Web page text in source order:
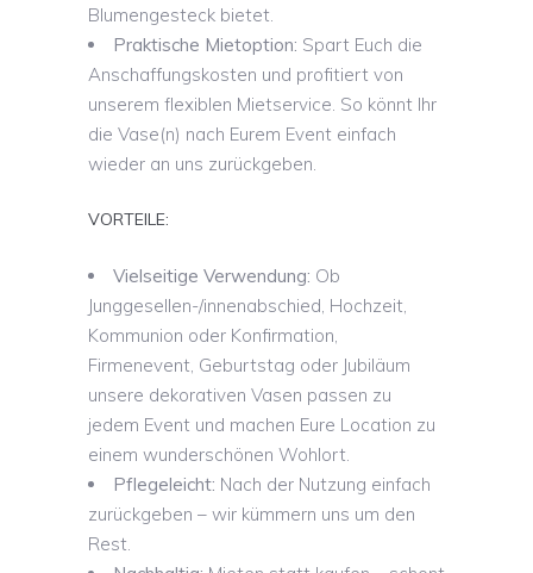
Blumengesteck bietet.
Praktische Mietoption: Spart Euch die
Anschaffungskosten und profitiert von
unserem flexiblen Mietservice. So könnt Ihr
die Vase(n) nach Eurem Event einfach
wieder an uns zurückgeben.
VORTEILE:
Vielseitige Verwendung: Ob
Junggesellen-/innenabschied, Hochzeit,
Kommunion oder Konfirmation,
Firmenevent, Geburtstag oder Jubiläum
unsere dekorativen Vasen passen zu
jedem Event und machen Eure Location zu
einem wunderschönen Wohlort.
Pflegeleicht: Nach der Nutzung einfach
zurückgeben – wir kümmern uns um den
Rest.